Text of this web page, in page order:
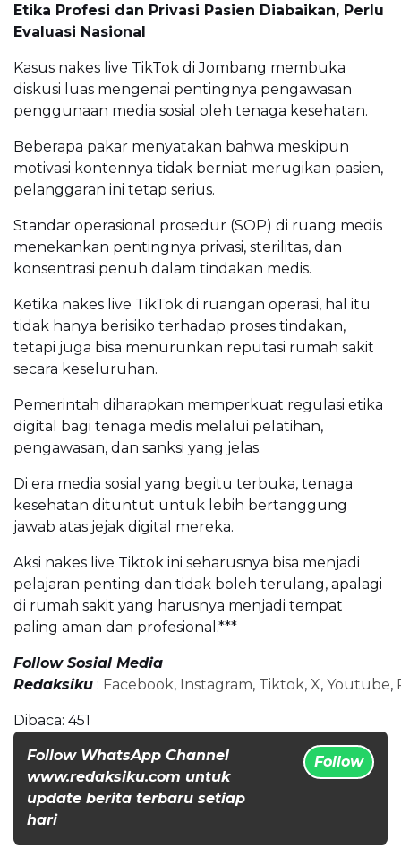
Etika Profesi dan Privasi Pasien Diabaikan, Perlu
Evaluasi Nasional
Kasus nakes live TikTok di Jombang membuka
diskusi luas mengenai pentingnya pengawasan
penggunaan media sosial oleh tenaga kesehatan.
Beberapa pakar menyatakan bahwa meskipun
motivasi kontennya tidak berniat merugikan pasien,
pelanggaran ini tetap serius.
Standar operasional prosedur (SOP) di ruang medis
menekankan pentingnya privasi, sterilitas, dan
konsentrasi penuh dalam tindakan medis.
Ketika nakes live TikTok di ruangan operasi, hal itu
tidak hanya berisiko terhadap proses tindakan,
tetapi juga bisa menurunkan reputasi rumah sakit
secara keseluruhan.
Pemerintah diharapkan memperkuat regulasi etika
digital bagi tenaga medis melalui pelatihan,
pengawasan, dan sanksi yang jelas.
Di era media sosial yang begitu terbuka, tenaga
kesehatan dituntut untuk lebih bertanggung
jawab atas jejak digital mereka.
Aksi nakes live Tiktok ini seharusnya bisa menjadi
pelajaran penting dan tidak boleh terulang, apalagi
di rumah sakit yang harusnya menjadi tempat
paling aman dan profesional.***
Follow Sosial Media
Redaksiku : Facebook, Instagram, Tiktok, X, Youtube,
Dibaca: 451
Follow WhatsApp Channel
www.redaksiku.com untuk
update berita terbaru setiap
hari
Follow